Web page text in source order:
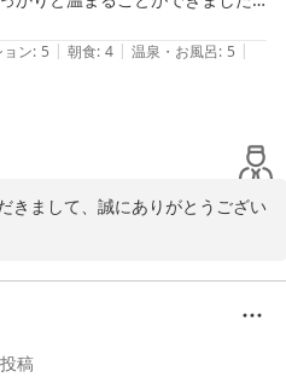
ョン: 5 | 朝食: 4 | 温泉・お風呂: 5 |
きまして、誠にありがとうござい
をいただき、心より感謝申し上
のことで良かったです。
心よりお待ちしております。
投稿